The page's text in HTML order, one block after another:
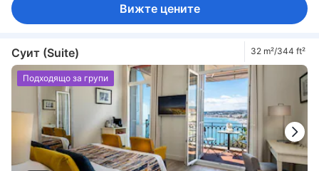
Вижте цените
Суит (Suite) 32 m²/344 ft²
Подходящо за групи